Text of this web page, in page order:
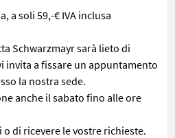
a soli 59,-€ IVA inclusa
Schwarzmayr sarà lieto di
invita a fissare un appuntamento
la nostra sede.
anche il sabato fino alle ore
di ricevere le vostre richieste.